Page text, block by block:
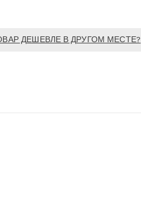
ДЕШЕВЛЕ В ДРУГОМ МЕСТЕ?